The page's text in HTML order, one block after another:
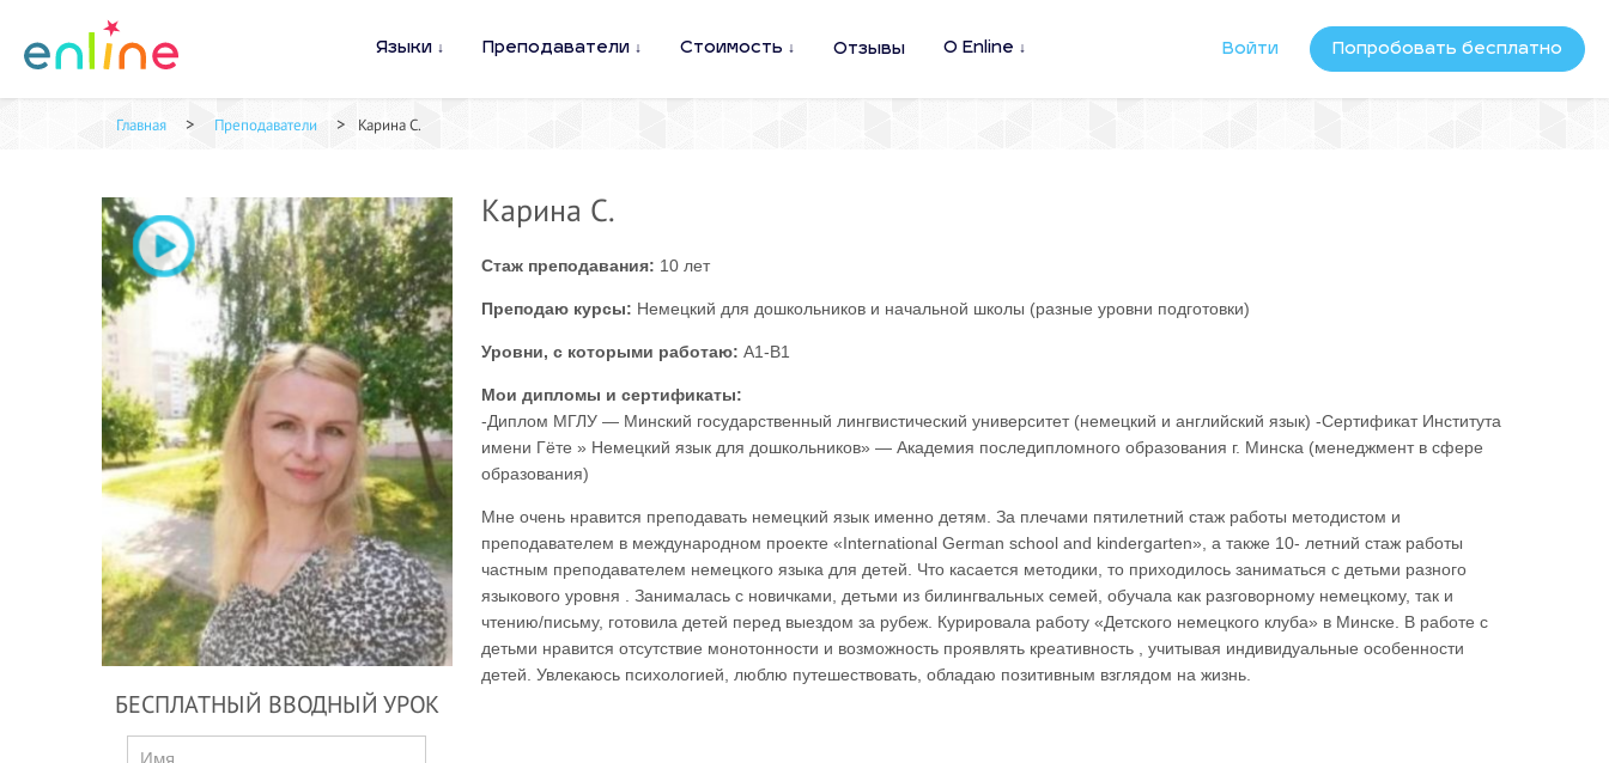
Языки Преподаватели Стоимость Отзывы О Enline Войти Попробовать бесплатно
Главная > Преподаватели > Карина С.
Карина С.
Стаж преподавания: 10 лет
Преподаю курсы: Немецкий для дошкольников и начальной школы (разные уровни подготовки)
Уровни, с которыми работаю: A1-B1
Мои дипломы и сертификаты:
-Диплом МГЛУ — Минский государственный лингвистический университет (немецкий и английский язык) -Сертификат Института
имени Гёте » Немецкий язык для дошкольников» — Академия последипломного образования г. Минска (менеджмент в сфере
образования)
Мне очень нравится преподавать немецкий язык именно детям. За плечами пятилетний стаж работы методистом и
преподавателем в международном проекте «International German school and kindergarten», а также 10- летний стаж работы
частным преподавателем немецкого языка для детей. Что касается методики, то приходилось заниматься с детьми разного
языкового уровня . Занималась с новичками, детьми из билингвальных семей, обучала как разговорному немецкому, так и
чтению/письму, готовила детей перед выездом за рубеж. Курировала работу «Детского немецкого клуба» в Минске. В работе с
детьми нравится отсутствие монотонности и возможность проявлять креативность , учитывая индивидуальные особенности
детей. Увлекаюсь психологией, люблю путешествовать, обладаю позитивным взглядом на жизнь.
БЕСПЛАТНЫЙ ВВОДНЫЙ УРОК